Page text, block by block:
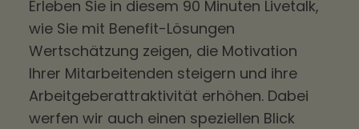
Erleben Sie in diesem 90 Minuten Livetalk,
wie Sie mit Benefit-Lösungen
Wertschätzung zeigen, die Motivation
Ihrer Mitarbeitenden steigern und ihre
Arbeitgeberattraktivität erhöhen. Dabei
werfen wir auch einen speziellen Blick